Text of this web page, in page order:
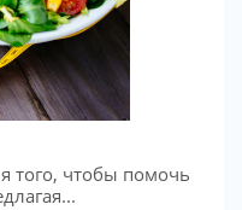
того, чтобы помочь